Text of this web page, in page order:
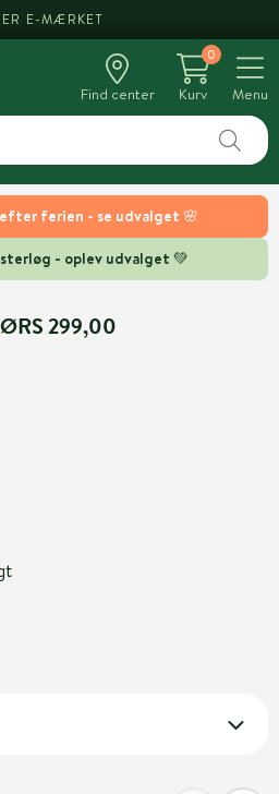
efter ferien - se udvalget 🌸
- oplev udvalget 💚
E-MÆRKET
Find center
0
Kurv
Menu
299,00